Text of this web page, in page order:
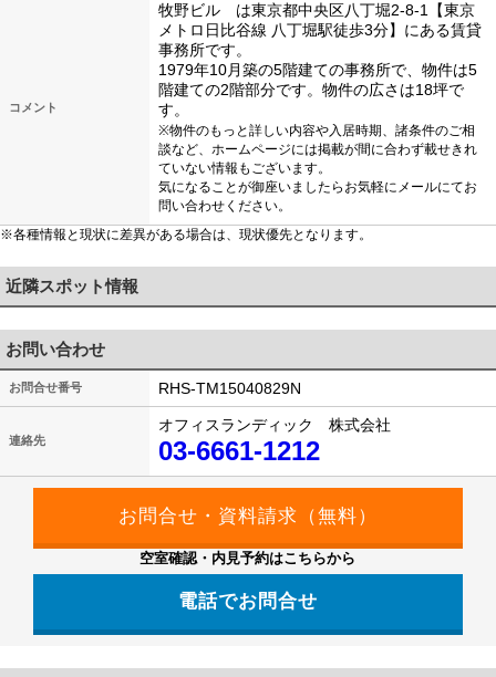
コメント
牧野ビル は東京都中央区八丁堀2-8-1【東京
メトロ日比谷線 八丁堀駅徒歩3分】にある賃貸
事務所です。
1979年10月築の5階建ての事務所で、物件は5
階建ての2階部分です。物件の広さは18坪で
す。
※物件のもっと詳しい内容や入居時期、諸条件のご相
談など、ホームページには掲載が間に合わず載せきれ
ていない情報もございます。
気になることが御座いましたらお気軽にメールにてお
問い合わせください。
※各種情報と現状に差異がある場合は、現状優先となります。
近隣スポット情報
お問い合わせ
お問合せ番号 RHS-TM15040829N
連絡先
オフィスランディック 株式会社
03-6661-1212
空室確認・内見予約はこちらから
電話でお問合せ